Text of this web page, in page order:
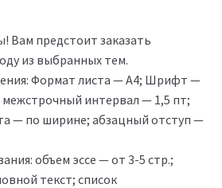
Вам предстоит заказать
из выбранных тем.
Формат листа — А4; Шрифт —
межстрочный интервал — 1,5 пт;
— по ширине; абзацный отступ —
объем эссе — от 3-5 стр.;
текст; список